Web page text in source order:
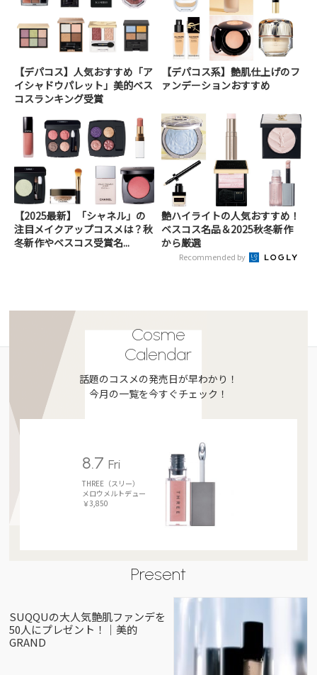
【デパコス】人気おすすめ「ア
イシャドウパレット」美的ベス
コスランキング受賞
【デパコス系】艶肌仕上げのフ
ァンデーションおすすめ
【2025最新】「シャネル」の
注目メイクアップコスメは？秋
冬新作やベスコス受賞名...
艶ハイライトの人気おすすめ！
ベスコス名品＆2025秋冬新作
から厳選
Recommended by
Cosme
Calendar
話題のコスメの発売日が早わかり！
今月の一覧を今すぐチェック！
8.7Fri
THREE（スリー）
メロウメルトデュー
￥3,850
Present
SUQQUの大人気艶肌ファンデを
50人にプレゼント！｜美的
GRAND